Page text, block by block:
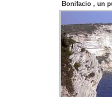
Bonifacio , un